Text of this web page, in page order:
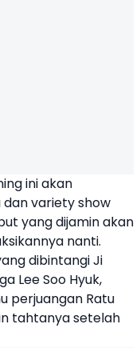
ini akan
variety show
yang dijamin akan
nanti.
dibintangi Ji
Lee Soo Hyuk,
perjuangan Ratu
tahtanya setelah